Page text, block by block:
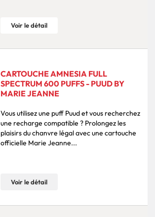
Voir le détail
CARTOUCHE AMNESIA FULL
SPECTRUM 600 PUFFS - PUUD BY
MARIE JEANNE
Vous utilisez une puff Puud et vous recherchez
une recharge compatible ? Prolongez les
plaisirs du chanvre légal avec une cartouche
officielle Marie Jeanne...
Voir le détail